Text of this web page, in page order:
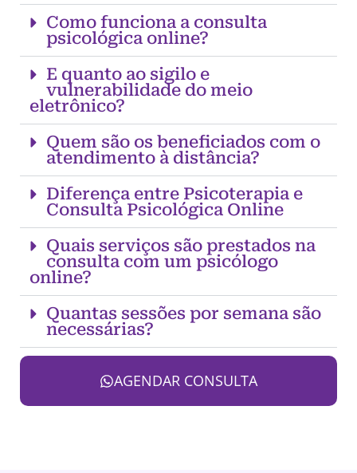
Como funciona a consulta
psicológica online?
E quanto ao sigilo e
vulnerabilidade do meio
eletrônico?
Quem são os beneficiados com o
atendimento à distância?
Diferença entre Psicoterapia e
Consulta Psicológica Online
Quais serviços são prestados na
consulta com um psicólogo
online?
Quantas sessões por semana são
necessárias?
AGENDAR CONSULTA